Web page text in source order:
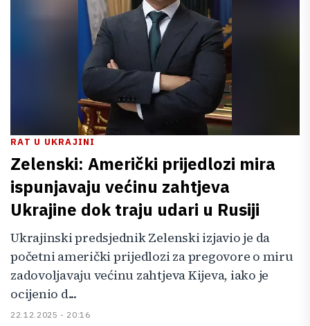
RAT U UKRAJINI
Zelenski: Američki prijedlozi mira
ispunjavaju većinu zahtjeva
Ukrajine dok traju udari u Rusiji
Ukrajinski predsjednik Zelenski izjavio je da
početni američki prijedlozi za pregovore o miru
zadovoljavaju većinu zahtjeva Kijeva, iako je
ocijenio d...
22.12.2025 - 20:16